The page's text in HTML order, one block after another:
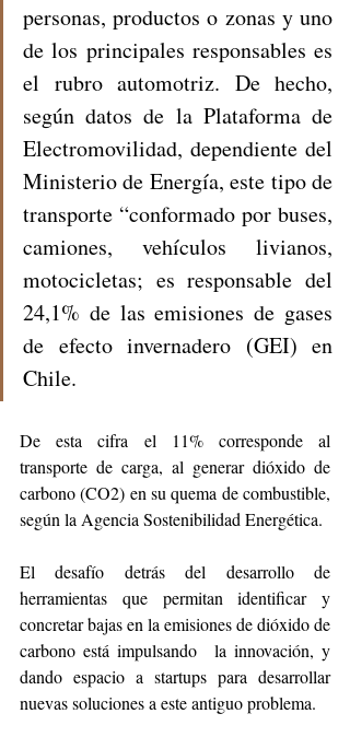
personas, productos o zonas y uno
de los principales responsables es
el rubro automotriz. De hecho,
según datos de la Plataforma de
Electromovilidad, dependiente del
Ministerio de Energía, este tipo de
transporte “conformado por buses,
camiones, vehículos livianos,
motocicletas; es responsable del
24,1% de las emisiones de gases
de efecto invernadero (GEI) en
Chile.
De esta cifra el 11% corresponde al
transporte de carga, al generar dióxido de
carbono (CO2) en su quema de combustible,
según la Agencia Sostenibilidad Energética.
El desafío detrás del desarrollo de
herramientas que permitan identificar y
concretar bajas en la emisiones de dióxido de
carbono está impulsando  la innovación, y
dando espacio a startups para desarrollar
nuevas soluciones a este antiguo problema.